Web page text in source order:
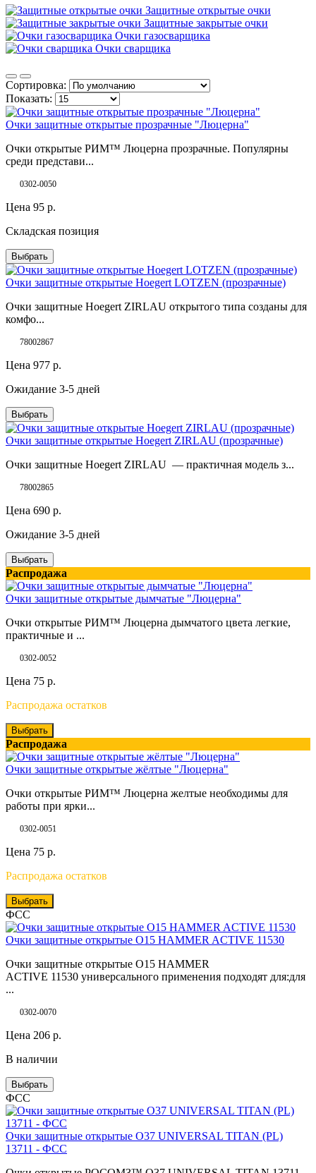
Защитные открытые очки
Защитные закрытые очки
Очки газосварщика
Очки сварщика
Сортировка:
Показать:
Очки защитные открытые прозрачные "Люцерна"
Очки открытые РИМ™ Люцерна прозрачные. Популярны
среди представи...
0302-0050
Цена 95 р.
Складская позиция
Выбрать
Очки защитные открытые Hoegert LOTZEN (прозрачные)
Очки защитные Hoegert ZIRLAU открытого типа созданы для
комфо...
78002867
Цена 977 р.
Ожидание 3-5 дней
Выбрать
Очки защитные открытые Hoegert ZIRLAU (прозрачные)
Очки защитные Hoegert ZIRLAU — практичная модель з...
78002865
Цена 690 р.
Ожидание 3-5 дней
Выбрать
Распродажа
Очки защитные открытые дымчатые "Люцерна"
Очки открытые РИМ™ Люцерна дымчатого цвета легкие,
практичные и ...
0302-0052
Цена 75 р.
Распродажа остатков
Выбрать
Распродажа
Очки защитные открытые жёлтые "Люцерна"
Очки открытые РИМ™ Люцерна желтые необходимы для
работы при ярки...
0302-0051
Цена 75 р.
Распродажа остатков
Выбрать
ФСС
Очки защитные открытые О15 HAMMER ACTIVE 11530
Очки защитные открытые О15 HAMMER
ACTIVE 11530 универсального применения подходят для:для
...
0302-0070
Цена 206 р.
В наличии
Выбрать
ФСС
Очки защитные открытые О37 UNIVERSAL TITAN (PL)
13711 - ФСС